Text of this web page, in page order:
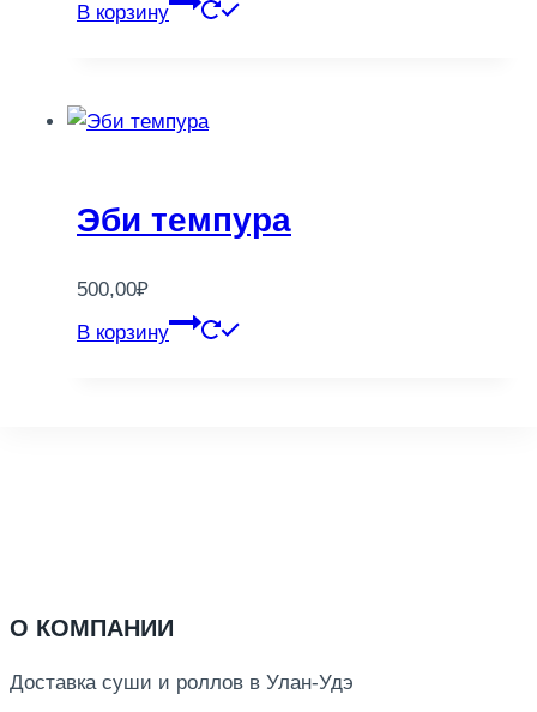
В корзину
Эби темпура
500,00₽
В корзину
О КОМПАНИИ
Доставка суши и роллов в Улан-Удэ